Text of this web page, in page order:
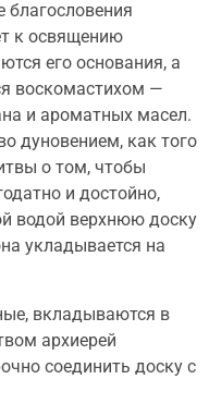
благословения
к освящению
его основания, а
воскомастихом —
и ароматных масел.
дуновением, как того
о том, чтобы
и достойно,
водой верхнюю доску
укладывается на
вкладываются в
архиерей
соединить доску с